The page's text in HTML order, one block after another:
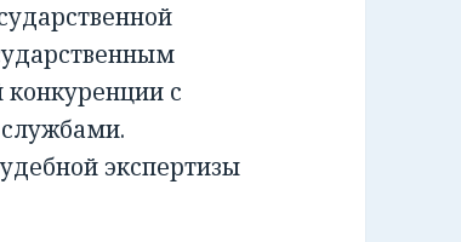
конкуренции с
экспертизы